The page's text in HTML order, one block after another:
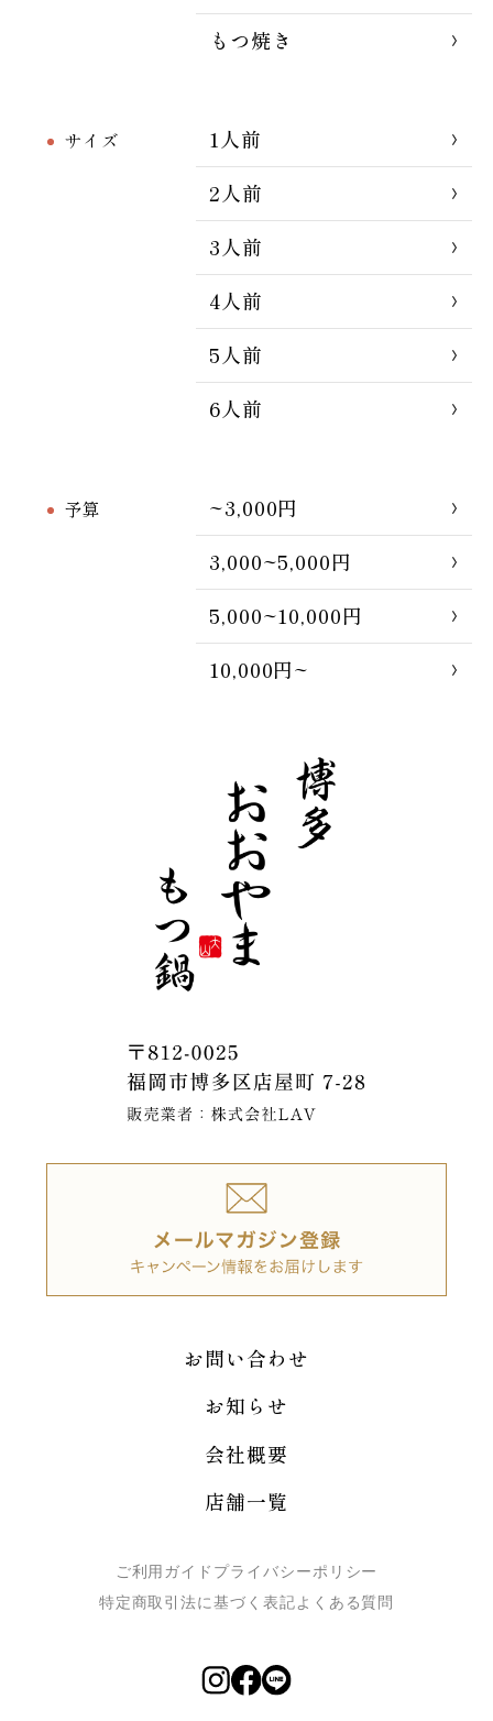
もつ焼き
サイズ
1人前
2人前
3人前
4人前
5人前
6人前
予算
~3,000円
3,000~5,000円
5,000~10,000円
10,000円~
お問い合わせ
お知らせ
会社概要
店舗一覧
ご利用ガイド プライバシーポリシー
特定商取引法に基づく表記よくある質問